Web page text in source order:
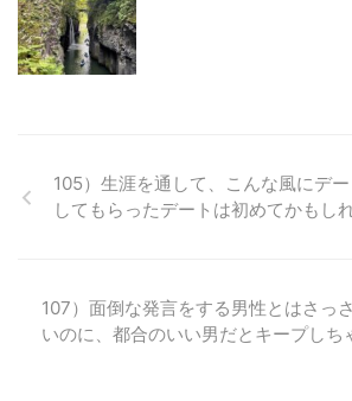
105）生涯を通して、こんな風にデ
してもらったデートは初めてかもし
107）面倒な発言をする男性とはさっ
いのに、都合のいい男だとキープしち